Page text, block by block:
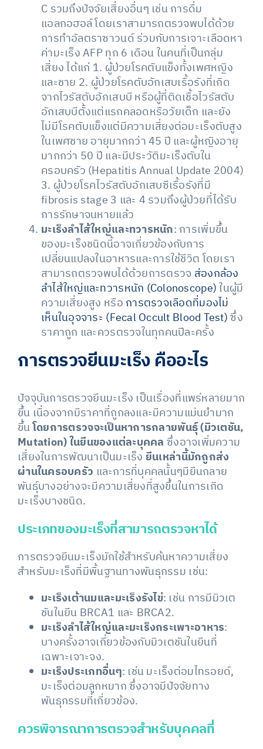
C รวมถึงปัจจัยเสี่ยงอื่นๆ เช่น การดื่ม
แอลกอฮอล์ โดยเราสามารถตรวจพบได้ด้วย
การทำอัลตราซาวนด์ ร่วมกับการเจาะเลือดหา
ค่ามะเร็ง AFP ทุก 6 เดือน ในคนที่เป็นกลุ่ม
เสี่ยง ได้แก่ 1. ผู้ป่วยโรคตับแข็งทั้งเพศหญิง
และชาย 2. ผู้ป่วยโรคตับอักเสบเรื้อรังที่เกิด
จากไวรัสตับอักเสบบี หรือผู้ที่ติดเชื้อไวรัสตับ
อักเสบบีตั้งแต่แรกคลอดหรือวัยเด็ก และยัง
ไม่มีโรคตับแข็งแต่มีความเสี่ยงต่อมะเร็งตับสูง
ในเพศชาย อายุมากกว่า 45 ปี และผู้หญิงอายุ
มากกว่า 50 ปี และมีประวัติมะเร็งตับใน
ครอบครัว (Hepatitis Annual Update 2004)
3. ผู้ป่วยโรคไวรัสตับอักเสบซีเรื้อรังที่มี
fibrosis stage 3 และ 4 รวมถึงผู้ป่วยที่ได้รับ
การรักษาจนหายแล้ว
มะเร็งลำไส้ใหญ่และทวารหนัก: การเพิ่มขึ้น
ของมะเร็งชนิดนี้อาจเกี่ยวข้องกับการ
เปลี่ยนแปลงในอาหารและการใช้ชีวิต โดยเรา
สามารถตรวจพบได้ด้วยการตรวจ ส่องกล้อง
ลำไส้ใหญ่และทวารหนัก (Colonoscope)ในผู้มี
ความเสี่ยงสูง หรือ การตรวจเลือดที่มองไม่
เห็นในอุจจาระ (Fecal Occult Blood Test)ซึ่ง
ราคาถูก และควรตรวจในทุกคนปีละครั้ง
การตรวจยีนมะเร็ง คืออะไร
ปัจจุบันการตรวจยีนมะเร็ง เป็นเรื่องที่แพร่หลายมาก
ขึ้น เนื่องจากมีราคาที่ถูกลงและมีความแม่นยำมาก
ขึ้นโดยการตรวจจะเป็นหาการกลายพันธุ์ (มิวเตชัน,
Mutation) ในยีนของแต่ละบุคคล ซึ่งอาจเพิ่มความ
เสี่ยงในการพัฒนาเป็นมะเร็ง ยีนเหล่านี้มักถูกส่ง
ผ่านในครอบครัว และการที่บุคคลนั้นๆมียีนกลาย
พันธุ์บางอย่างจะมีความเสี่ยงที่สูงขึ้นในการเกิด
มะเร็งบางชนิด.
ประเภทของมะเร็งที่สามารถตรวจหาได้
การตรวจยีนมะเร็งมักใช้สำหรับค้นหาความเสี่ยง
สำหรับมะเร็งที่มีพื้นฐานทางพันธุกรรม เช่น:
มะเร็งเต้านมและมะเร็งรังไข่: เช่น การมีมิวเต
ชันในยีน BRCA1 และ BRCA2.
มะเร็งลำไส้ใหญ่และมะเร็งกระเพาะอาหาร:
บางครั้งอาจเกี่ยวข้องกับมิวเตชันในยีนที่
เฉพาะเจาะจง.
มะเร็งประเภทอื่นๆ: เช่น มะเร็งต่อมไทรอยด์,
มะเร็งต่อมลูกหมาก ซึ่งอาจมีปัจจัยทาง
พันธุกรรมที่เกี่ยวข้อง.
ควรพิจารณาการตรวจสำหรับบุคคลที่